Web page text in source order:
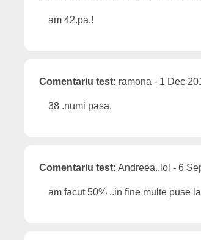
am 42.pa.!
Comentariu test: ramona - 1 Dec
38 .numi pasa.
Comentariu test: Andreea..lol - 6
am facut 50% ..in fine multe puse